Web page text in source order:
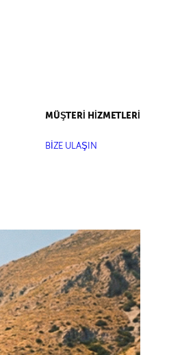
MÜŞTERİ HİZMETLERİ
BİZE ULAŞIN